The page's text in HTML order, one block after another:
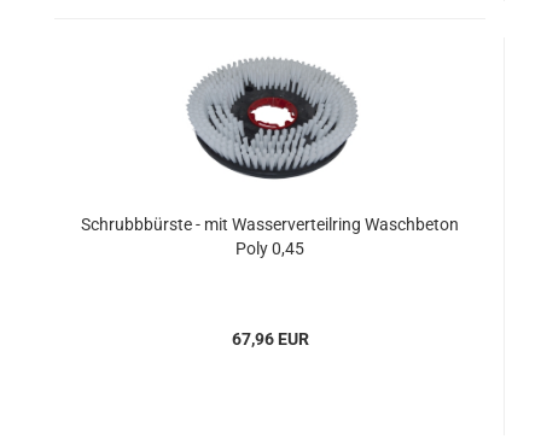
Schrubbbürste - mit Wasserverteilring Waschbeton
Poly 0,45
67,96 EUR